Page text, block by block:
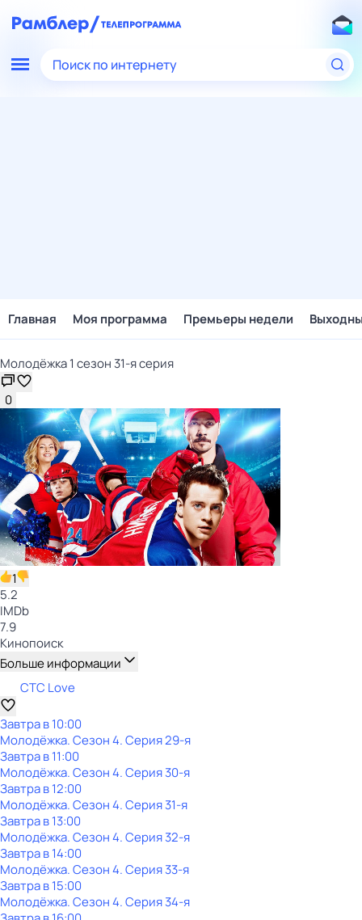
Поиск по интернету
Главная Моя программа Премьеры недели
Молодёжка 1 сезон 31-я серия
0
1
5.2
IMDb
7.9
Кинопоиск
Больше информации
СТС Love
Завтра в 10:00
Молодёжка. Сезон 4. Серия 29-я
Завтра в 11:00
Молодёжка. Сезон 4. Серия 30-я
Завтра в 12:00
Молодёжка. Сезон 4. Серия 31-я
Завтра в 13:00
Молодёжка. Сезон 4. Серия 32-я
Завтра в 14:00
Молодёжка. Сезон 4. Серия 33-я
Завтра в 15:00
Молодёжка. Сезон 4. Серия 34-я